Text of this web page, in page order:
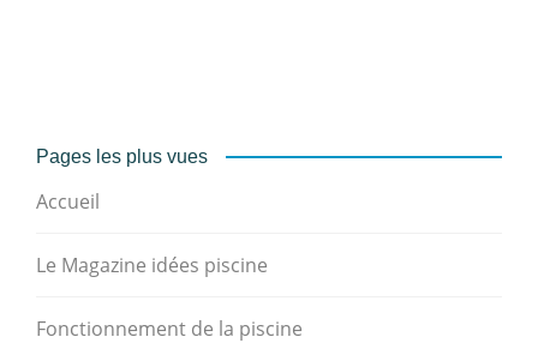
Pages les plus vues
Accueil
Le Magazine idées piscine
Fonctionnement de la piscine